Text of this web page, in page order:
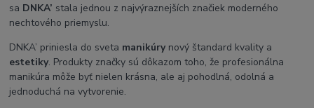
sa DNKA’ stala jednou z najvýraznejších značiek moderného
nechtového priemyslu.
DNKA’ priniesla do sveta manikúry nový štandard kvality a
estetiky. Produkty značky sú dôkazom toho, že profesionálna
manikúra môže byť nielen krásna, ale aj pohodlná, odolná a
jednoduchá na vytvorenie.